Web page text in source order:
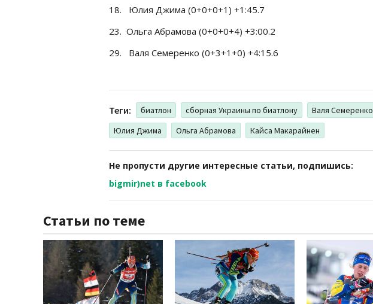
18.
Юлия Джима (0+0+0+1) +1:45.7
23. Ольга Абрамова (0+0+0+4) +3:00.2
29.
Валя Семеренко (0+3+1+0) +4:15.6
Теги: биатлон сборная Украины по биатлону Валя Семеренко
Юлия Джима
Ольга Абрамова Кайса Макарайнен
Не пропусти другие интересные статьи, подпишись:
bigmir)net в facebook
Статьи по теме